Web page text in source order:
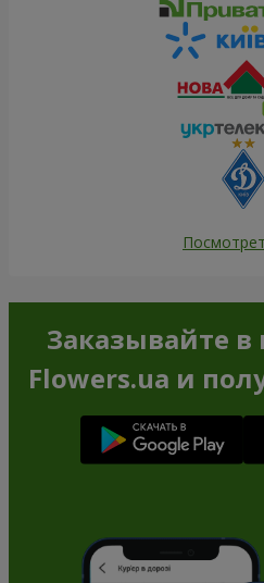
Заказывайте
Flowers.ua и